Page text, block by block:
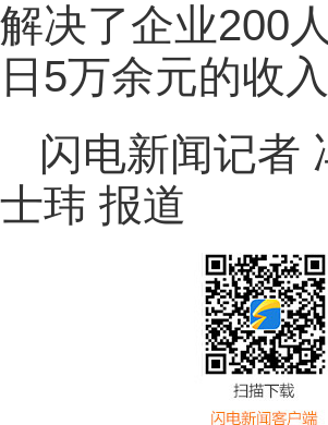
解决了企业200
日5万余元的收入
闪电新闻记者
士玮 报道